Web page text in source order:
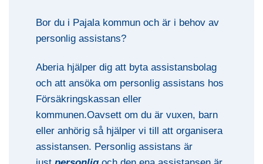
Bor du i Pajala kommun och är i behov av
personlig assistans?
Aberia hjälper dig att byta assistansbolag
och att ansöka om personlig assistans hos
Försäkringskassan eller
kommunen.Oavsett om du är vuxen, barn
eller anhörig så hjälper vi till att organisera
assistansen. Personlig assistans är